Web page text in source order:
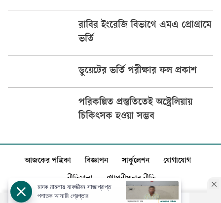
রাবির ইংরেজি বিভাগে এমএ প্রোগ্রামে
ভর্তি
ডুয়েটের ভর্তি পরীক্ষার ফল প্রকাশ
পরিকল্পিত প্রস্তুতিতেই অস্ট্রেলিয়ায়
চিকিৎসক হওয়া সম্ভব
আজকের পত্রিকা বিজ্ঞাপন সার্কুলেশন যোগাযোগ
নীতিমালা গোপনীয়তার নীতি
মাদক মামলায় যাবজ্জীবন সাজাপ্রাপ্ত
পলাতক আসামি গ্রেপ্তার